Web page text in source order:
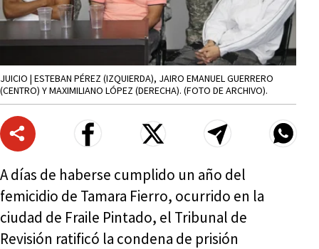
JUICIO | ESTEBAN PÉREZ (IZQUIERDA), JAIRO EMANUEL GUERRERO
(CENTRO) Y MAXIMILIANO LÓPEZ (DERECHA). (FOTO DE ARCHIVO).
A días de haberse cumplido un año del
femicidio de Tamara Fierro, ocurrido en la
ciudad de Fraile Pintado, el Tribunal de
Revisión ratificó la condena de prisión